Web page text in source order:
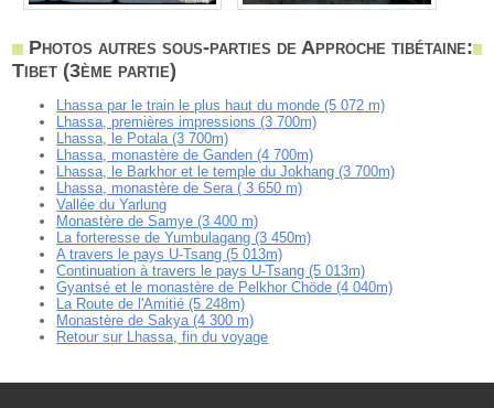
Photos autres sous-parties de Approche tibétaine:
Tibet (3ème partie)
Lhassa par le train le plus haut du monde (5 072 m)
Lhassa, premières impressions (3 700m)
Lhassa, le Potala (3 700m)
Lhassa, monastère de Ganden (4 700m)
Lhassa, le Barkhor et le temple du Jokhang (3 700m)
Lhassa, monastère de Sera ( 3 650 m)
Vallée du Yarlung
Monastère de Samye (3 400 m)
La forteresse de Yumbulagang (3 450m)
A travers le pays U-Tsang (5 013m)
Continuation à travers le pays U-Tsang (5 013m)
Gyantsé et le monastère de Pelkhor Chöde (4 040m)
La Route de l'Amitié (5 248m)
Monastère de Sakya (4 300 m)
Retour sur Lhassa, fin du voyage